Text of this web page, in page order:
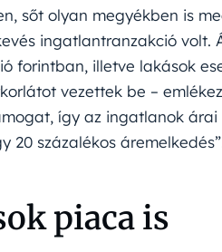
sőt olyan megyékben is
ingatlantranzakció volt.
forintban, illetve lakások
vezettek be –
így az ingatlanok árai
20 százalékos
piaca is